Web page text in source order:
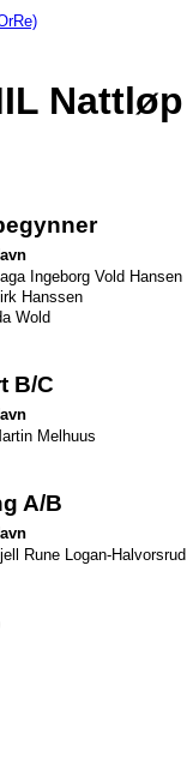
Ingeborg Vold Hansen
Hanssen
Wold
B/C
Melhuus
A/B
Rune Logan-Halvorsrud